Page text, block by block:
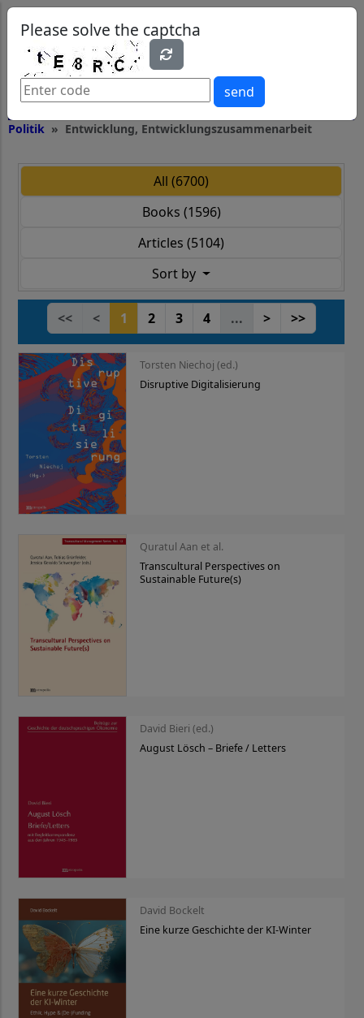
Please solve the captcha
send
Politik Entwicklung, Entwicklungszusammenarbeit
All (6700)
Books (1596)
Articles (5104)
Sort by
<< < 1 2 3 4 ... > >>
Torsten Niechoj (ed.)
Disruptive Digitalisierung
Quratul Aan et al.
Transcultural Perspectives on
Sustainable Future(s)
David Bieri (ed.)
August Lösch – Briefe / Letters
David Bockelt
Eine kurze Geschichte der KI-Winter